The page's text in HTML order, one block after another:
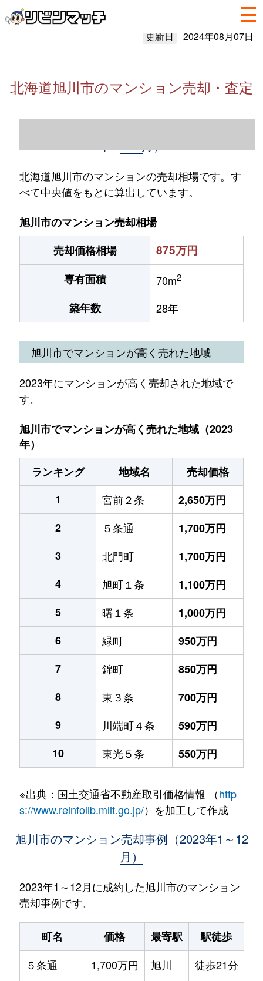
更新日 2024年08月07日
北海道旭川市のマンション売却・査定
北海道旭川市のマンション売却情報（2023
北海道旭川市のマンションの売却相場です。す
べて中央値をもとに算出しています。
旭川市のマンション売却相場
売却価格相場
875万円
専有面積 70m2
築年数 28年
旭川市でマンションが高く売れた地域
2023年にマンションが高く売却された地域で
す。
旭川市でマンションが高く売れた地域（2023
年）
ランキング
地域名
売却価格
1
宮前２条
2,650万円
2
５条通
1,700万円
3
北門町
1,700万円
4
旭町１条
1,100万円
5
曙１条
1,000万円
6
緑町
950万円
7
錦町
850万円
8
東３条
700万円
9
川端町４条
590万円
10
東光５条 550万円
※出典：国土交通省不動産取引価格情報 （http
s://www.reinfolib.mlit.go.jp/）を加工して作成
旭川市のマンション売却事例（2023年1～12
月）
2023年1～12月に成約した旭川市のマンション
売却事例です。
町名 価格 最寄駅 駅徒歩
５条通
1,700万円 旭川 徒歩21分